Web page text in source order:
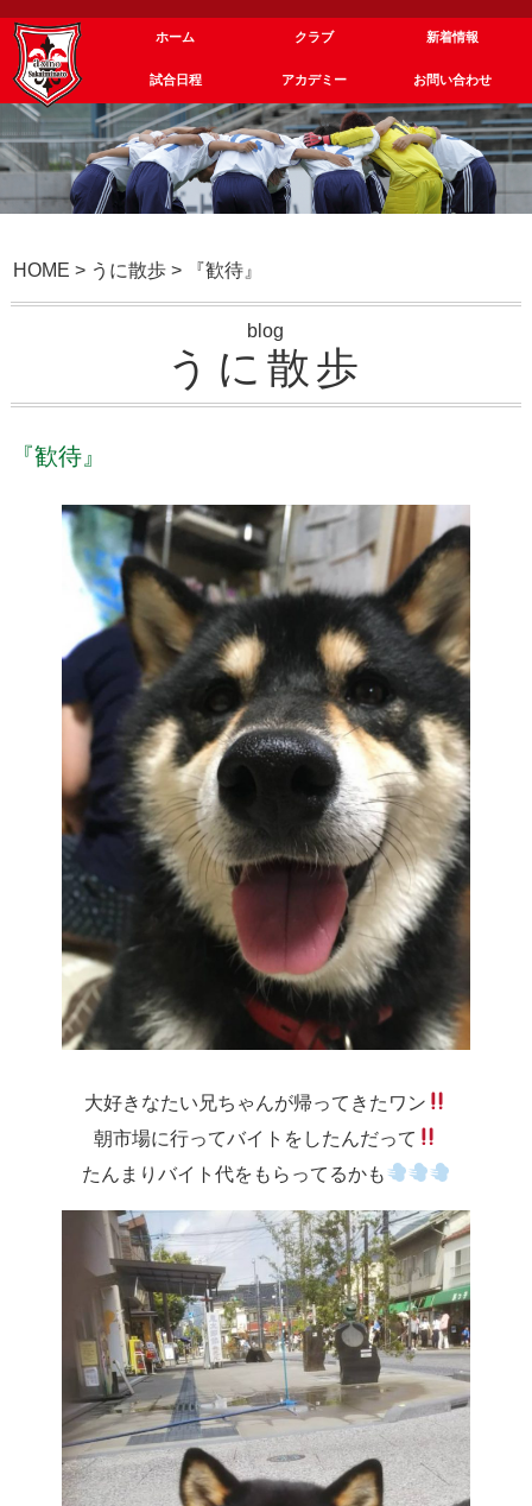
ホーム クラブ 新着情報
試合日程 アカデミー お問い合わせ
HOME > うに散歩 > 『歓待』
blog
うに散歩
『歓待』
大好きなたい兄ちゃんが帰ってきたワン
朝市場に行ってバイトをしたんだって
たんまりバイト代をもらってるかも